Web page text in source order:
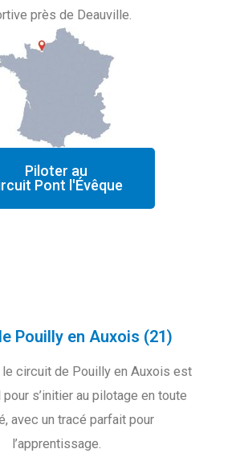
près de Deauville.
Piloter au
Pont l'Évêque
Pouilly en Auxois (21)
le circuit de Pouilly en Auxois est
pour s’initier au pilotage en toute
avec un tracé parfait pour
l’apprentissage.